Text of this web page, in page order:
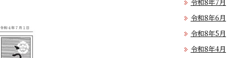
令和8年7月
令和8年6月
令和8年5月
令和8年4月